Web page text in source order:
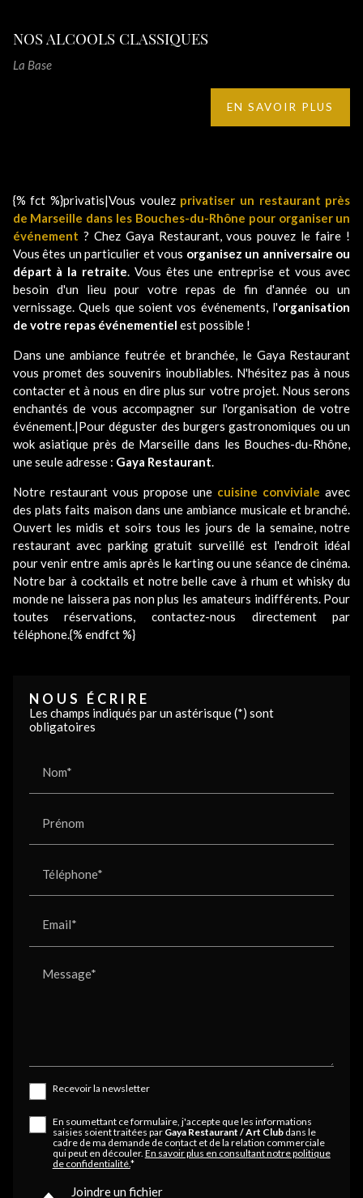
NOS ALCOOLS CLASSIQUES
La Base
EN SAVOIR PLUS
{% fct %}privatis|Vous voulez privatiser un restaurant près
de Marseille dans les Bouches-du-Rhône pour organiser un
événement ? Chez Gaya Restaurant, vous pouvez le faire !
Vous êtes un particulier et vous organisez un anniversaire ou
départ à la retraite . Vous êtes une entreprise et vous avec
besoin d'un lieu pour votre repas de fin d'année ou un
vernissage. Quels que soient vos événements, l'organisation
de votre repas événementiel est possible !
Dans une ambiance feutrée et branchée, le Gaya Restaurant
vous promet des souvenirs inoubliables. N'hésitez pas à nous
contacter et à nous en dire plus sur votre projet. Nous serons
enchantés de vous accompagner sur l'organisation de votre
événement.|Pour déguster des burgers gastronomiques ou un
wok asiatique près de Marseille dans les Bouches-du-Rhône,
une seule adresse : Gaya Restaurant
Notre restaurant vous propose une cuisine conviviale avec
des plats faits maison dans une ambiance musicale et branché.
Ouvert les midis et soirs tous les jours de la semaine, notre
restaurant avec parking gratuit surveillé est l'endroit idéal
pour venir entre amis après le karting ou une séance de cinéma.
Notre bar à cocktails et notre belle cave à rhum et whisky du
monde ne laissera pas non plus les amateurs indifférents. Pour
toutes réservations, contactez-nous directement par
téléphone.{% endfct %}
NOUS ÉCRIRE
Les champs indiqués par un astérisque (*) sont
obligatoires
Nom*
Prénom
Téléphone*
Email*
Message*
Recevoir la newsletter
En soumettant ce formulaire, j'accepte que les informations
saisies soient traitées par Gaya Restaurant / Art Clubdans le
cadre de ma demande de contact et de la relation commerciale
qui peut en découler. En savoir plus en consultant notre politique
de confidentialité.*
Joindre un fichier